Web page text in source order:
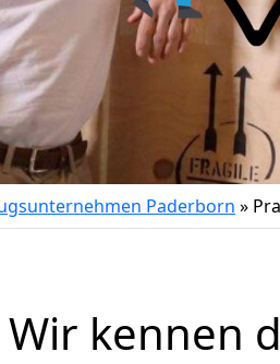
Paderborn »
Wir kennen